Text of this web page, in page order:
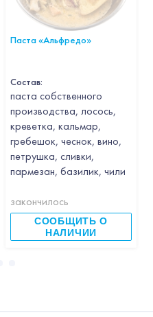
Паста «Альфредо»
Состав:
паста собственного
производства, лосось,
креветка, кальмар,
гребешок, чеснок, вино,
петрушка, сливки,
пармезан, базилик, чили
закончилось
СООБЩИТЬ О
НАЛИЧИИ